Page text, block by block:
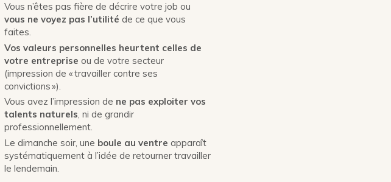
Vous n’êtes pas fière de décrire votre job ou
vous ne voyez pas l’utilité de ce que vous
faites.
Vos valeurs personnelles heurtent celles de
votre entreprise ou de votre secteur
(impression de « travailler contre ses
convictions »).
Vous avez l’impression de ne pas exploiter vos
talents naturels, ni de grandir
professionnellement.
Le dimanche soir, une boule au ventre apparaît
systématiquement à l’idée de retourner travailler
le lendemain.